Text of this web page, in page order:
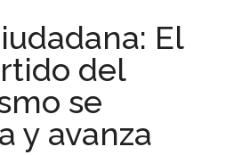
El
del
se
y avanza